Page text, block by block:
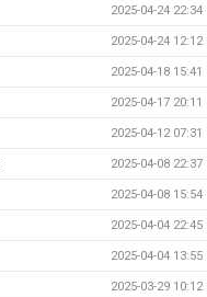
2025-04-24 22:34
2025-04-24 12:12
2025-04-18 15:41
2025-04-17 20:11
2025-04-12 07:31
2025-04-08 22:37
2025-04-08 15:54
2025-04-04 22:45
2025-04-04 13:55
2025-03-29 10:12